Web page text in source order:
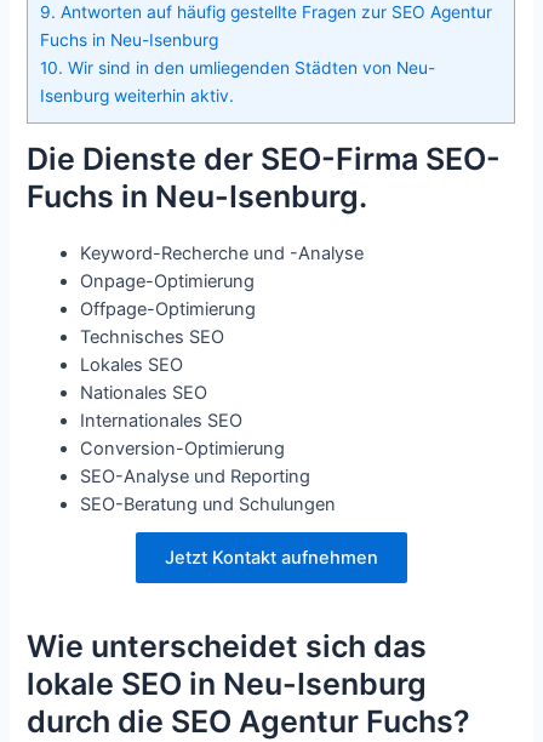
9. Antworten auf häufig gestellte Fragen zur SEO Agentur
Fuchs in Neu-Isenburg
10. Wir sind in den umliegenden Städten von Neu-
Isenburg weiterhin aktiv.
Die Dienste der SEO-Firma SEO-
Fuchs in Neu-Isenburg.
Keyword-Recherche und -Analyse
Onpage-Optimierung
Offpage-Optimierung
Technisches SEO
Lokales SEO
Nationales SEO
Internationales SEO
Conversion-Optimierung
SEO-Analyse und Reporting
SEO-Beratung und Schulungen
Jetzt Kontakt aufnehmen
Wie unterscheidet sich das
lokale SEO in Neu-Isenburg
durch die SEO Agentur Fuchs?